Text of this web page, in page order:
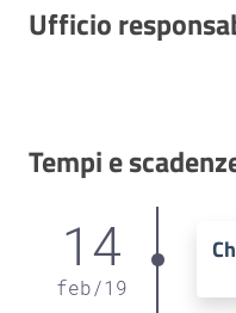
Ufficio
Tempi e
14
feb/19